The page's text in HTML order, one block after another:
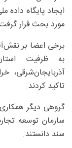
ایجاد پایگاه
مورد بحث قرار
برخی اعضا بر
به ظرفیت
آذربایجان‌شرقی،
تاکید کردند.
گروهی دیگر
سازمان توسعه
سند دانستند.